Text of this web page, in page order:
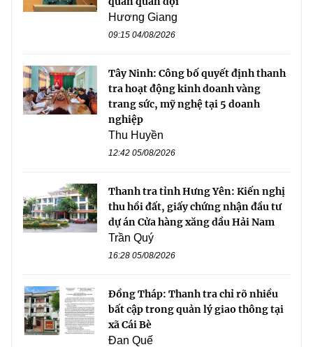
Hương Giang
09:15 04/08/2026
Tây Ninh: Công bố quyết định thanh
tra hoạt động kinh doanh vàng
trang sức, mỹ nghệ tại 5 doanh
nghiệp
Thu Huyền
12:42 05/08/2026
Thanh tra tỉnh Hưng Yên: Kiến nghị
thu hồi đất, giấy chứng nhận đầu tư
dự án Cửa hàng xăng dầu Hải Nam
Trần Quý
16:28 05/08/2026
Đồng Tháp: Thanh tra chỉ rõ nhiều
bất cập trong quản lý giao thông tại
xã Cái Bè
Đan Quế